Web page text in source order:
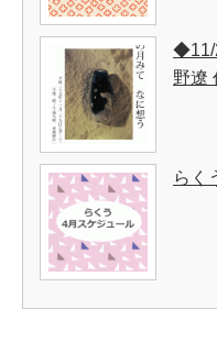
◆11/
野遼
らく